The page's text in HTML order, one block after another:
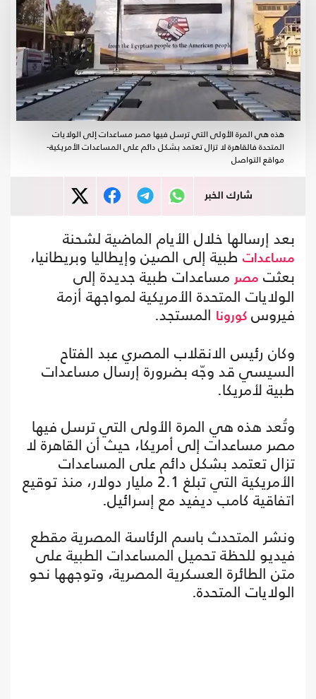
هذه هي المرة الأولى التي ترسل فيها مصر مساعدات إلى الولايات
المتحدة فالقاهرة لا تزال تعتمد بشكل دائم على المساعدات الأمريكية-
مواقع التواصل
شارك الخبر
بعد إرسالها خلال الأيام الماضية لشحنة
مساعدات طبية إلى الصين وإيطاليا وبريطانيا،
بعثت مصر مساعدات طبية جديدة إلى
الولايات المتحدة الأمريكية لمواجهة أزمة
فيروس كورونا المستجد.
وكان رئيس الانقلاب المصري عبد الفتاح
السيسي قد وجّه بضرورة إرسال مساعدات
طبية لأمريكا.
وتُعد هذه هي المرة الأولى التي ترسل فيها
مصر مساعدات إلى أمريكا، حيث أن القاهرة لا
تزال تعتمد بشكل دائم على المساعدات
الأمريكية التي تبلغ 2.1 مليار دولار، منذ توقيع
اتفاقية كامب ديفيد مع إسرائيل.
ونشر المتحدث باسم الرئاسة المصرية مقطع
فيديو للحظة تحميل المساعدات الطبية على
متن الطائرة العسكرية المصرية، وتوجهها نحو
الولايات المتحدة.